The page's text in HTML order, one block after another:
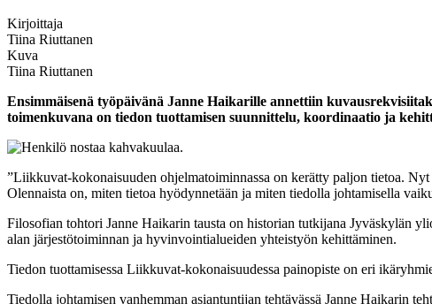
Kirjoittaja
Tiina Riuttanen
Kuva
Tiina Riuttanen
Ensimmäisenä työpäivänä Janne Haikarille annettiin
toimenkuvana on tiedon tuottamisen suunnittelu, koordinaatio ja
”Liikkuvat-kokonaisuuden ohjelmatoiminnassa on kerätty paljon tietoa.
Olennaista on, miten tietoa hyödynnetään ja miten tiedolla johtamisella
Filosofian tohtori Janne Haikarin tausta on historian tutkijana Jyväskylän
alan järjestötoiminnan ja hyvinvointialueiden yhteistyön kehittäminen.
Tiedon tuottamisessa Liikkuvat-kokonaisuudessa painopiste on eri
Tiedolla johtamisen vanhemman asiantuntijan tehtävässä Janne Haikarin